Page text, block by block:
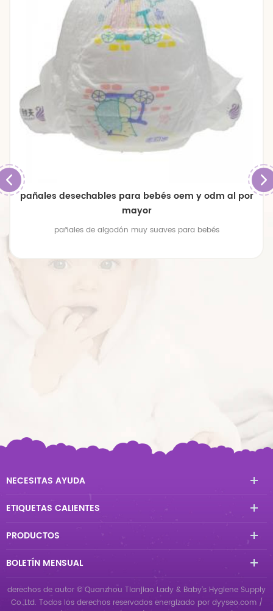
pañales de bebé transpirables de gran tamaño
premium
pañales de bebé transpirables de gran tamaño premium
NECESITAS AYUDA
ETIQUETAS CALIENTES
PRODUCTOS
BOLETÍN MENSUAL
derechos de autor © Quanzhou Tianjiao Lady & Baby's Hygiene Supply
Co.,Ltd. Todos los derechos reservados energizado por dyyseo.com /